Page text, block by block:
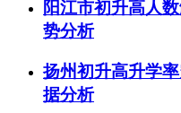
阳江市初升高人
势分析
扬州初升高升学
据分析